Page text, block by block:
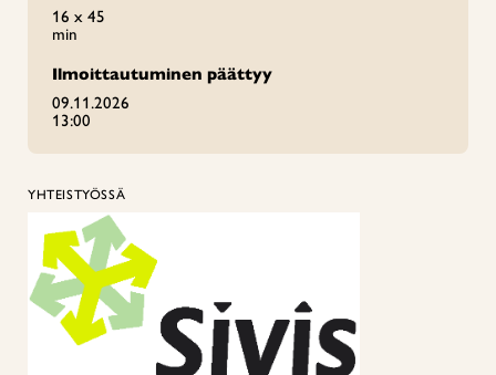
16 x 45
min
Ilmoittautuminen päättyy
09.11.2026
13:00
YHTEISTYÖSSÄ